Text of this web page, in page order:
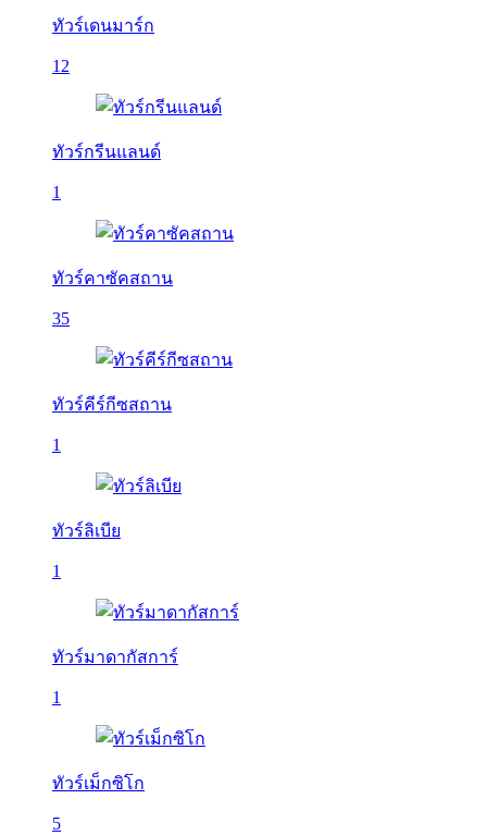
ทัวร์เดนมาร์ก
12
ทัวร์กรีนแลนด์
1
ทัวร์คาซัคสถาน
35
ทัวร์คีร์กีซสถาน
1
ทัวร์ลิเบีย
1
ทัวร์มาดากัสการ์
1
ทัวร์เม็กซิโก
5